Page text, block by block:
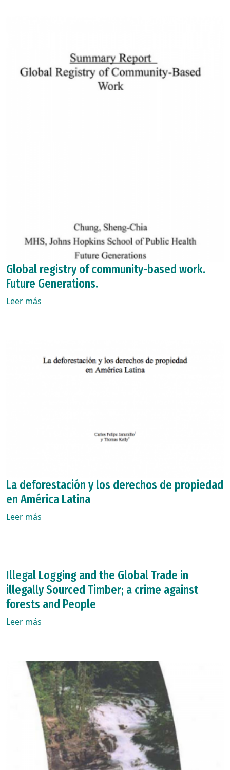
Global registry of community-based work.
Future Generations.
Leer más
La deforestación y los derechos de propiedad
en América Latina
Leer más
Illegal Logging and the Global Trade in
illegally Sourced Timber; a crime against
forests and People
Leer más